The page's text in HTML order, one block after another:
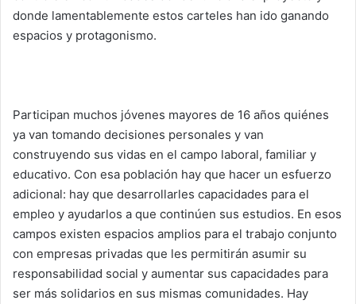
donde lamentablemente estos carteles han ido ganando
espacios y protagonismo.
Participan muchos jóvenes mayores de 16 años quiénes
ya van tomando decisiones personales y van
construyendo sus vidas en el campo laboral, familiar y
educativo. Con esa población hay que hacer un esfuerzo
adicional: hay que desarrollarles capacidades para el
empleo y ayudarlos a que continúen sus estudios. En esos
campos existen espacios amplios para el trabajo conjunto
con empresas privadas que les permitirán asumir su
responsabilidad social y aumentar sus capacidades para
ser más solidarios en sus mismas comunidades. Hay